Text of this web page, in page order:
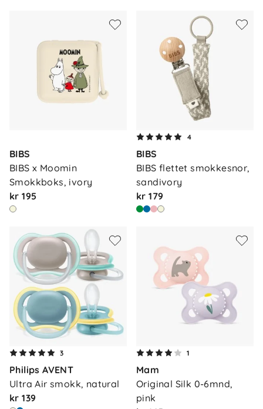
BIBS
BIBS x Moomin
Smokkboks, ivory
kr 195
4
BIBS
BIBS flettet smokkesnor,
sandivory
kr 179
3
Philips AVENT
Ultra Air smokk, natural
kr 139
1
Mam
Original Silk 0-6mnd,
pink